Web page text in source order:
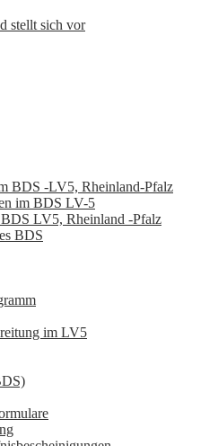
stellt sich vor
BDS -LV5, Rheinland-Pfalz
im BDS LV-5
LV5, Rheinland -Pfalz
BDS
im LV5